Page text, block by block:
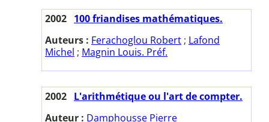
2002 100 friandises mathématiques.
Auteurs : Ferachoglou Robert ; Lafond
Michel ; Magnin Louis. Préf.
2002 L'arithmétique ou l'art de compter.
Auteur : Damphousse Pierre